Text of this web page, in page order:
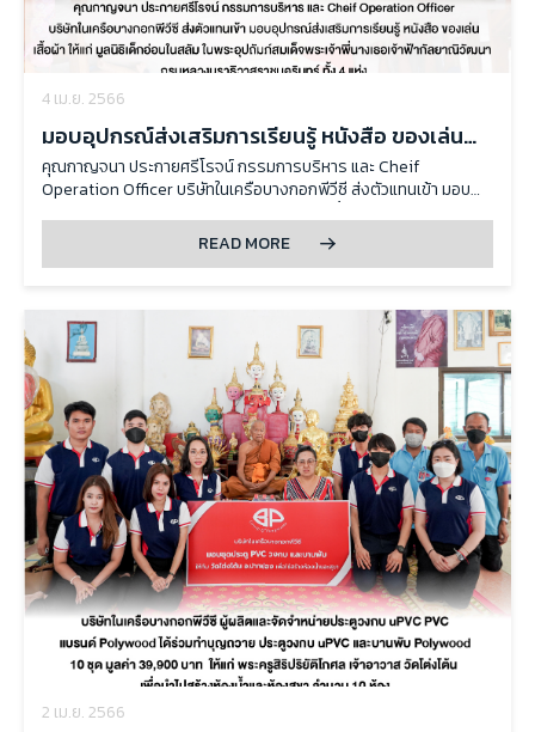
4 เม.ย. 2566
มอบอุปกรณ์ส่งเสริมการเรียนรู้ หนังสือ ของเล่น
เสื้อผ้า ให้แก่ มูลนิธิเด็กอ่อนในสลัม
คุณกาญจนา ประกายศรีโรจน์ กรรมการบริหาร และ Cheif
Operation Officer บริษัทในเครือบางกอกพีวีซี ส่งตัวแทนเข้า มอบ
READ MORE
2 เม.ย. 2566